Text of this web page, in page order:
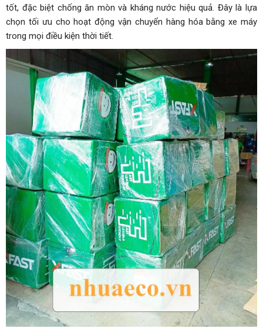
tốt, đặc biệt chống ăn mòn và kháng nước hiệu quả. Đây là lựa
chọn tối ưu cho hoạt động vận chuyển hàng hóa bằng xe máy
trong mọi điều kiện thời tiết.